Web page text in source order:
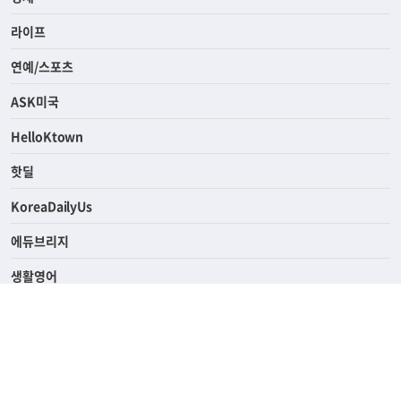
사회
경제
라이프
연예/스포츠
ASK미국
HelloKtown
핫딜
KoreaDailyUs
에듀브리지